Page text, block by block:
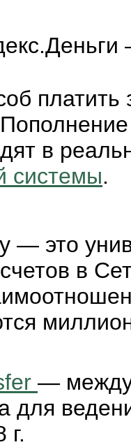
платить
в
системы.
— это
в
—
для
г.